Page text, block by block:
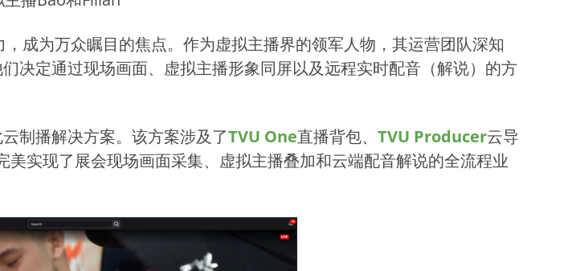
成为万众瞩目的焦点。作为虚拟主播界的领军人物，其运营团队深知
决定通过现场画面、虚拟主播形象同屏以及远程实时配音（解说）的方
制播解决方案。该方案涉及了TVU One直播背包、 TVU Producer云导
美实现了展会现场画面采集、虚拟主播叠加和云端配音解说的全流程业